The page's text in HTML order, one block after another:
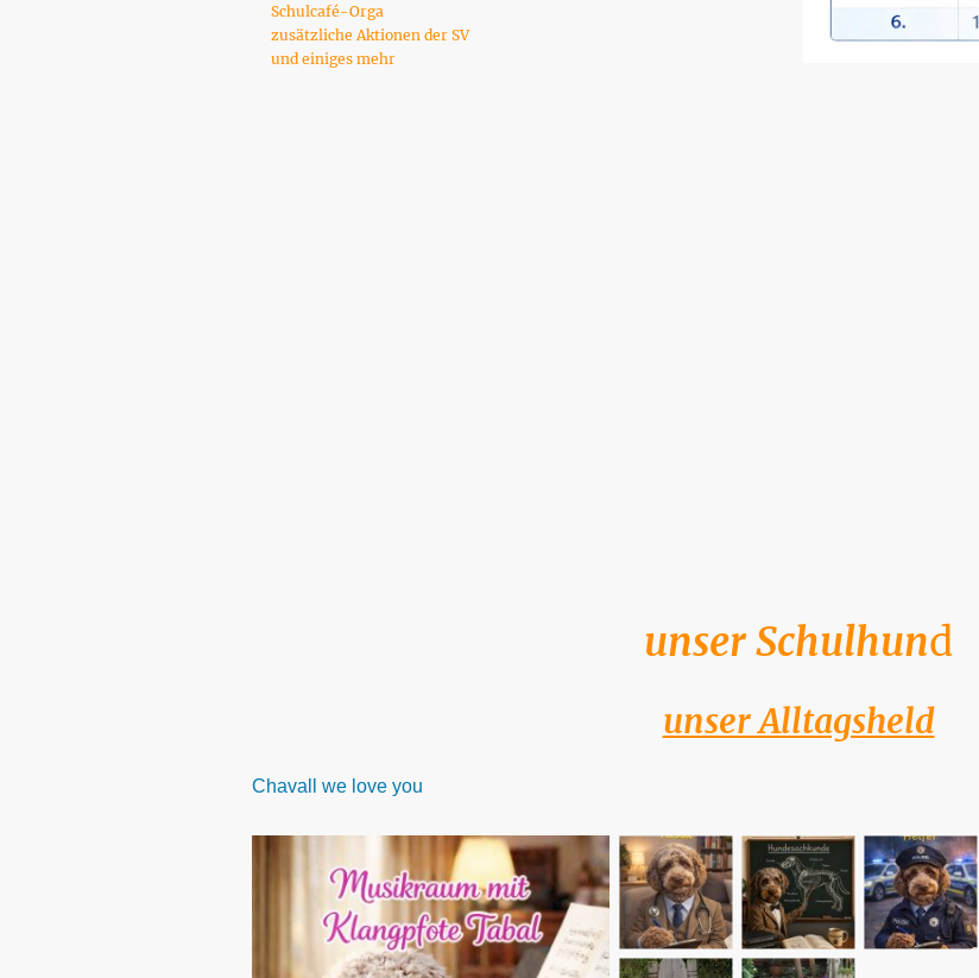
Schulcafé-Orga
zusätzliche Aktionen der SV
und einiges mehr
unser Schulhund
unser Alltagsheld
Chavall we love you